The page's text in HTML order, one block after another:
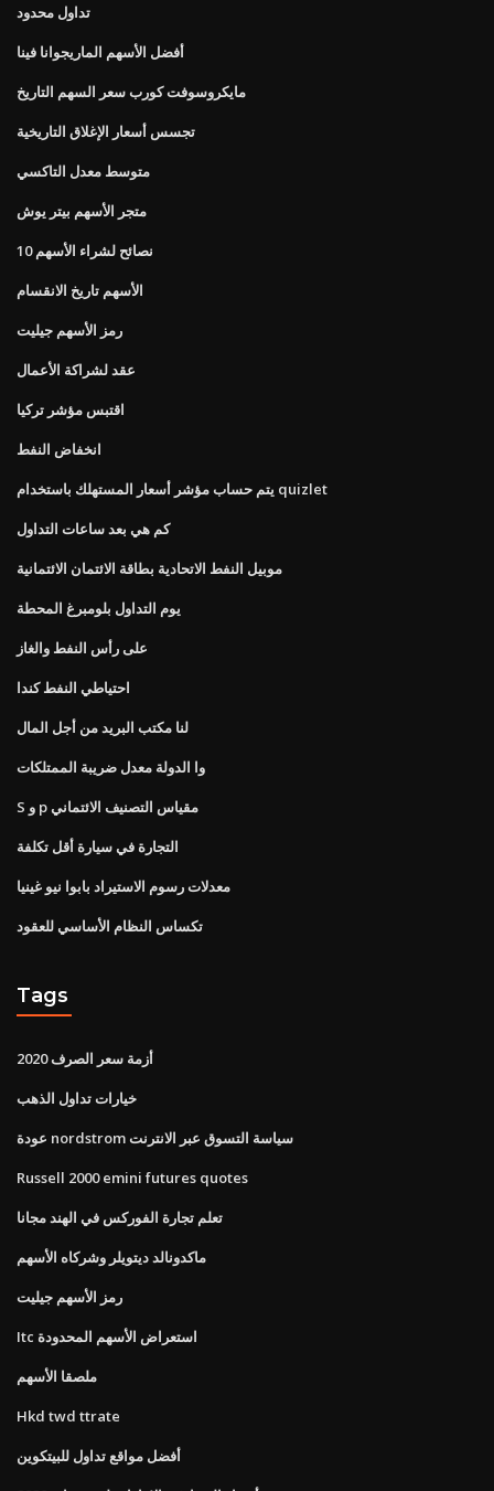
تداول محدود
أفضل الأسهم الماريجوانا فينا
مايكروسوفت كورب سعر السهم التاريخ
تجسس أسعار الإغلاق التاريخية
متوسط ​​معدل التاكسي
متجر الأسهم بيتر يوش
10 نصائح لشراء الأسهم
الأسهم تاريخ الانقسام
رمز الأسهم جيليت
عقد لشراكة الأعمال
اقتبس مؤشر تركيا
انخفاض النفط
يتم حساب مؤشر أسعار المستهلك باستخدام quizlet
كم هي بعد ساعات التداول
موبيل النفط الاتحادية بطاقة الائتمان الائتمانية
يوم التداول بلومبرغ المحطة
على رأس النفط والغاز
احتياطي النفط كندا
لنا مكتب البريد من أجل المال
وا الدولة معدل ضريبة الممتلكات
S و p مقياس التصنيف الائتماني
التجارة في سيارة أقل تكلفة
معدلات رسوم الاستيراد بابوا نيو غينيا
تكساس النظام الأساسي للعقود
Tags
أزمة سعر الصرف 2020
خيارات تداول الذهب
عودة nordstrom سياسة التسوق عبر الانترنت
Russell 2000 emini futures quotes
تعلم تجارة الفوركس في الهند مجانا
ماكدونالد ديتويلر وشركاه الأسهم
رمز الأسهم جيليت
Itc استعراض الأسهم المحدودة
ملصقا الأسهم
Hkd twd ttrate
أفضل مواقع تداول للبيتكوين